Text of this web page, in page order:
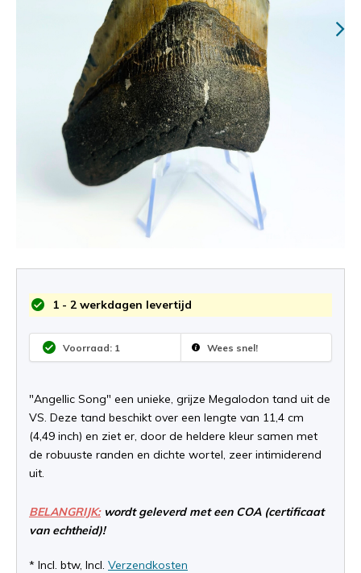
1 - 2 werkdagen levertijd
Voorraad: 1 Wees snel!
"Angellic Song" een unieke, grijze Megalodon tand uit de
VS. Deze tand beschikt over een lengte van 11,4 cm
(4,49 inch) en ziet er, door de heldere kleur samen met
de robuuste randen en dichte wortel, zeer intimiderend
uit.
BELANGRIJK:wordt geleverd met een COA (certificaat
van echtheid)!
* Incl. btw, Incl. Verzendkosten